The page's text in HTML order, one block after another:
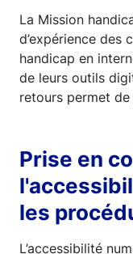
La Mission
d’expérience des
handicap en
de leurs outils
retours permet
Prise en
les
L’accessibilité